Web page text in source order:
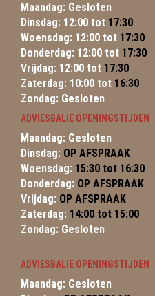
Maandag: Gesloten
Dinsdag: 12:00 tot 17:30
Woensdag: 12:00 tot 17:30
Donderdag: 12:00 tot 17:30
Vrijdag: 12:00 tot 17:30
Zaterdag: 10:00 tot 16:30
Zondag: Gesloten
ADVIESBALIE OPENINGSTIJDEN
Maandag: Gesloten
Dinsdag: OP AFSPRAAK
Woensdag: 15:30 tot 16:30
Donderdag: OP AFSPRAAK
Vrijdag: OP AFSPRAAK
Zaterdag: 14:00 tot 15:00
Zondag: Gesloten
ADVIESBALIE OPENINGSTIJDEN
Maandag: Gesloten